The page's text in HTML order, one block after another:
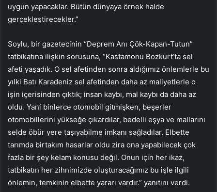
uygun yapacaklar. Bütün dünyaya örnek halde
gerçekleştirecekler.”
Soylu, bir gazetecinin “Deprem Anı Çök-Kapan-Tutun”
tatbikatına ilişkin sorusuna, “Kastamonu Bozkurt’ta sel
afeti yaşadık. O sel afetinden sonra aldığımız önlemlerle bu
yılki Batı Karadeniz sel afetinden daha az maliyetlerle o
işin içerisinden çıktık; insan kaybı, mal kaybı da daha az
oldu. Yani binlerce otomobil gitmişken, beşerler
otomobillerini yükseğe çıkardılar, bedelli eşya ve mallarını
selde öbür yere taşıyabilme imkanı sağladılar. Elbette
tarımda birtakım hasarlar oldu zira ona yapabilecek çok
fazla bir şey kelam konusu değil. Onun için her ikaz,
tatbikatın her zihnimizde oluşturacağımız bu işle ilgili
önlemin, temkinin elbette yararı vardır.” yanıtını verdi.